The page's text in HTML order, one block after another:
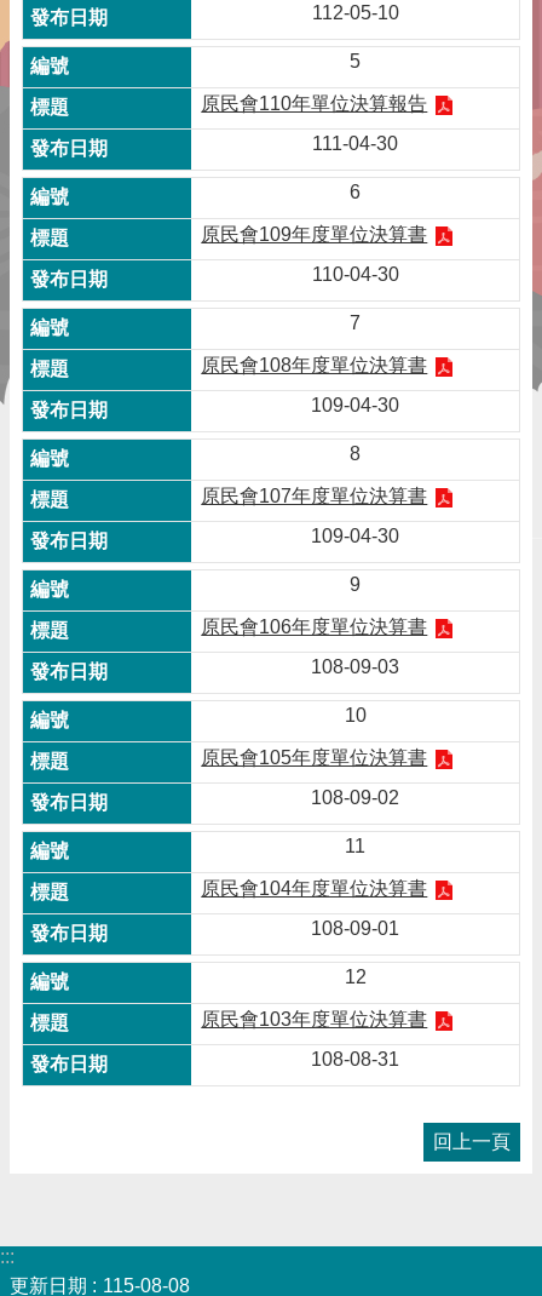
112-05-10
5
原民會110年單位決算報告
111-04-30
6
原民會109年度單位決算書
110-04-30
7
原民會108年度單位決算書
109-04-30
8
原民會107年度單位決算書
109-04-30
9
原民會106年度單位決算書
108-09-03
10
原民會105年度單位決算書
108-09-02
11
原民會104年度單位決算書
108-09-01
12
原民會103年度單位決算書
108-08-31
回上一頁
:::
更新日期
115-08-08